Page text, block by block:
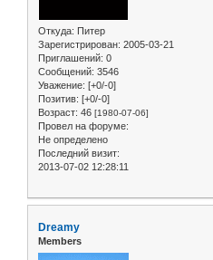
Откуда: Питер
Зарегистрирован: 2005-03-21
Приглашений: 0
Сообщений: 3546
Уважение: [+0/-0]
Позитив: [+0/-0]
Возраст: 46 [1980-07-06]
Провел на форуме:
Не определено
Последний визит:
2013-07-02 12:28:11
Dreamy
Members